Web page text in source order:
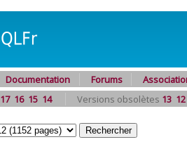
Documentation Forums
17 16 15 14 Versions obsolètes 13 12